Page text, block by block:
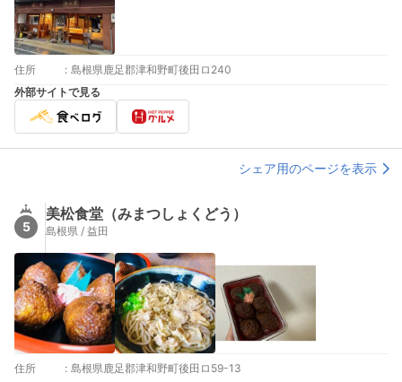
住所 : 島根県鹿足郡津和野町後田ロ240
外部サイトで見る
シェア用のページを表示
5
美松食堂（みまつしょくどう）
島根県 / 益田
住所 : 島根県鹿足郡津和野町後田ロ59-13